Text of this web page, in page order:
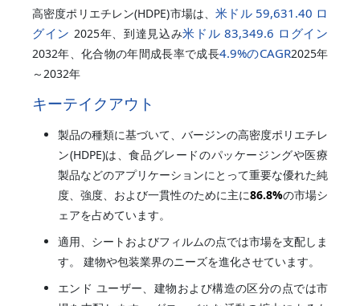
高密度ポリエチレン(HDPE)市場は、米ドル 59,631.40 ロ
グイン 2025年、到達見込み米ドル 83,349.6 ログイン
2032年、化合物の年間成長率で成長4.9%のCAGR2025年
～2032年
キーテイクアウト
製品の種類に基づいて、バージンの高密度ポリエチレ
ン(HDPE)は、食品グレードのパッケージングや医療
製品などのアプリケーションにとって重要な優れた純
度、強度、および一貫性のために主に86.8%の市場シ
ェアを占めています。
適用、シートおよびフィルムの点では市場を支配しま
す。 建物や包装業界のニーズを進化させています。
エンド ユーザー、建物および構造の区分の点では市